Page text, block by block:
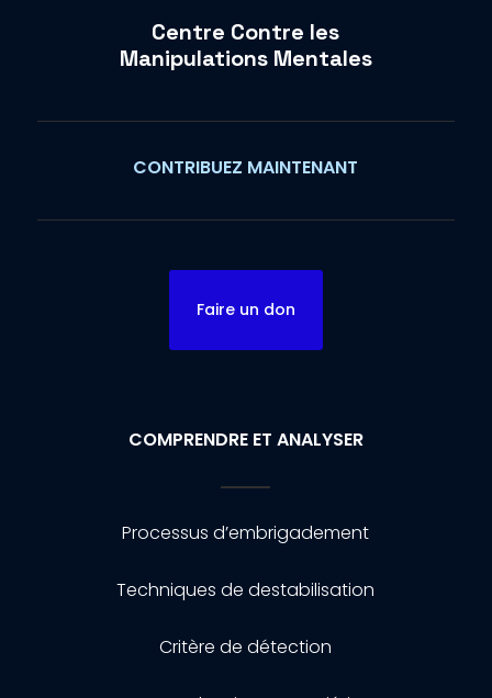
Centre Contre les
Manipulations Mentales
CONTRIBUEZ MAINTENANT
Faire un don
COMPRENDRE ET ANALYSER
Processus d’embrigadement
Techniques de destabilisation
Critère de détection